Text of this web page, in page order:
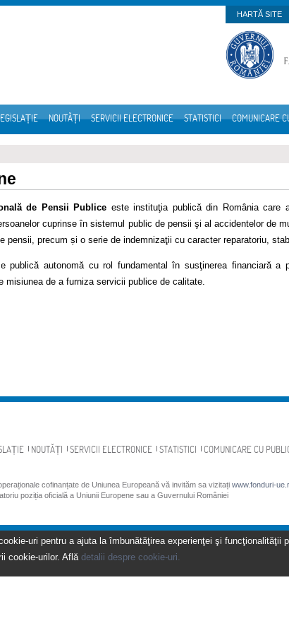
HARTĂ SITE
NOUTĂȚI SERVICII ELECTRONICE STATISTICI COMUNICARE
de Pensii Publice este instituţia publică din România care
cuprinse în sistemul public de pensii şi al accidentelor de
pensii, precum și o serie de indemnizaţii cu caracter reparatoriu,
publică autonomă cu rol fundamental în susţinerea financiară a
misiunea de a furniza servicii publice de calitate.
NOUTĂȚI SERVICII ELECTRONICE STATISTICI COMUNICARE CU
cofinanțate de Uniunea Europeană vă invităm sa vizitați www.fonduri-
poziția oficială a Uniunii Europene sau a Guvernului României
uri pentru a ajuta la îmbunătăţirea experienţei şi funcţionalităţii
cookie-urilor. Află detalii despre cookie-uri.